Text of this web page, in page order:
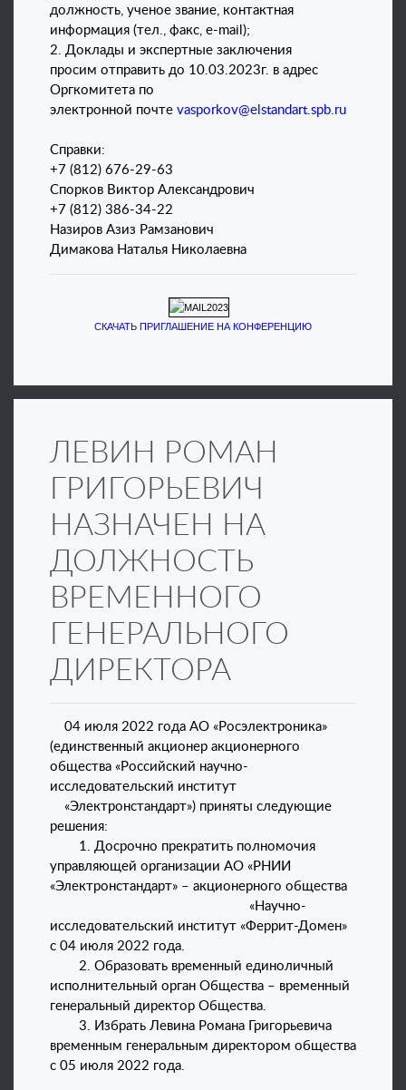
должность, ученое звание, контактная
информация (тел., факс, e-mail);
2. Доклады и экспертные заключения
просим отправить до 10.03.2023г. в адрес
Оргкомитета по
электронной почте vasporkov@elstandart.spb.ru
Справки:
+7 (812) 676-29-63
Спорков Виктор Александрович
+7 (812) 386-34-22
Назиров Азиз Рамзанович
Димакова Наталья Николаевна
СКАЧАТЬ ПРИГЛАШЕНИЕ НА КОНФЕРЕНЦИЮ
ЛЕВИН РОМАН
ГРИГОРЬЕВИЧ
НАЗНАЧЕН НА
ДОЛЖНОСТЬ
ВРЕМЕННОГО
ГЕНЕРАЛЬНОГО
ДИРЕКТОРА
04 июля 2022 года АО «Росэлектроника»
(единственный акционер акционерного
общества «Российский научно-
исследовательский институт
«Электронстандарт») приняты следующие
решения:
1. Досрочно прекратить полномочия
управляющей организации АО «РНИИ
«Электронстандарт» – акционерного общества
«Научно-
исследовательский институт «Феррит-Домен»
с 04 июля 2022 года.
2. Образовать временный единоличный
исполнительный орган Общества – временный
генеральный директор Общества.
3. Избрать Левина Романа Григорьевича
временным генеральным директором общества
с 05 июля 2022 года.